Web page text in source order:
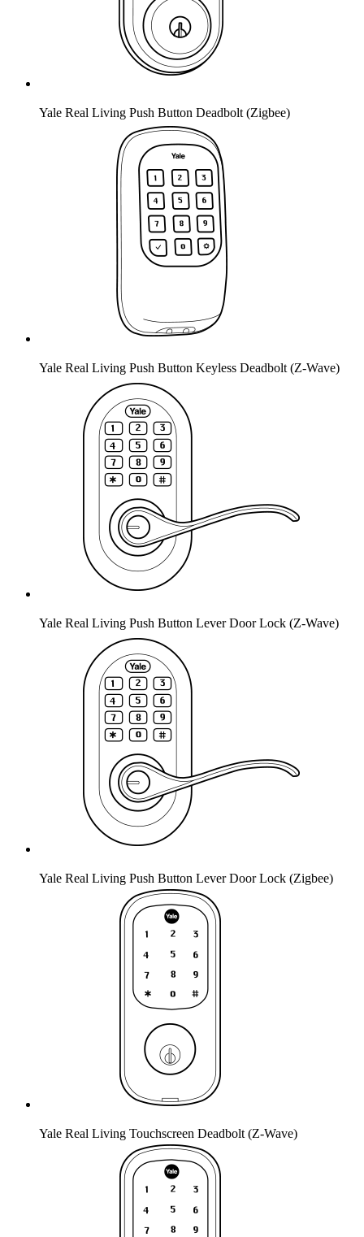
Yale Real Living Push Button Deadbolt (Zigbee)
Yale Real Living Push Button Keyless Deadbolt (Z-Wave)
Yale Real Living Push Button Lever Door Lock (Z-Wave)
Yale Real Living Push Button Lever Door Lock (Zigbee)
Yale Real Living Touchscreen Deadbolt (Z-Wave)